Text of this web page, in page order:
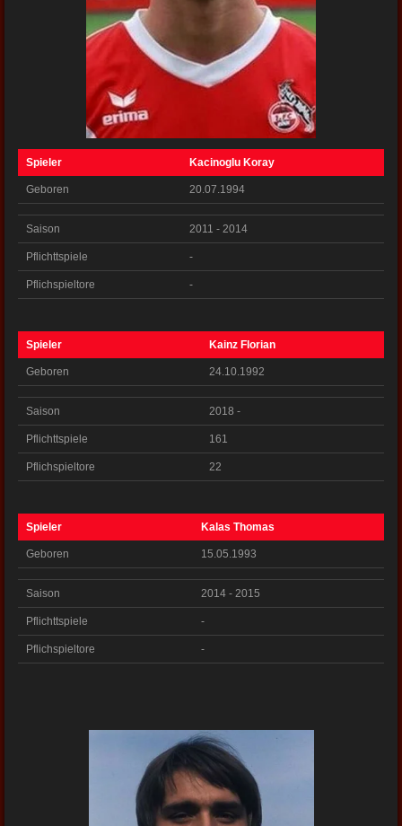
Spieler Kacinoglu Koray
Geboren 20.07.1994
Saison 2011 - 2014
Pflichttspiele -
Pflichspieltore -
Spieler Kainz Florian
Geboren 24.10.1992
Saison 2018 -
Pflichttspiele 161
Pflichspieltore 22
Spieler Kalas Thomas
Geboren 15.05.1993
Saison 2014 - 2015
Pflichttspiele -
Pflichspieltore -